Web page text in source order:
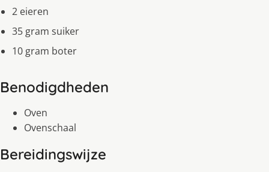
2 eieren
35 gram suiker
10 gram boter
Benodigdheden
Oven
Ovenschaal
Bereidingswijze